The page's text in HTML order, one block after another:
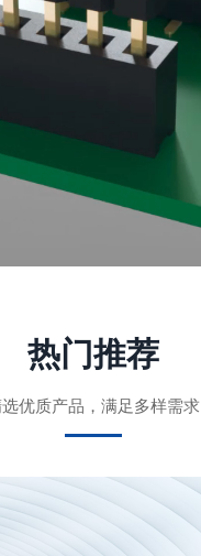
热门推荐
优质产品，满足多样需求